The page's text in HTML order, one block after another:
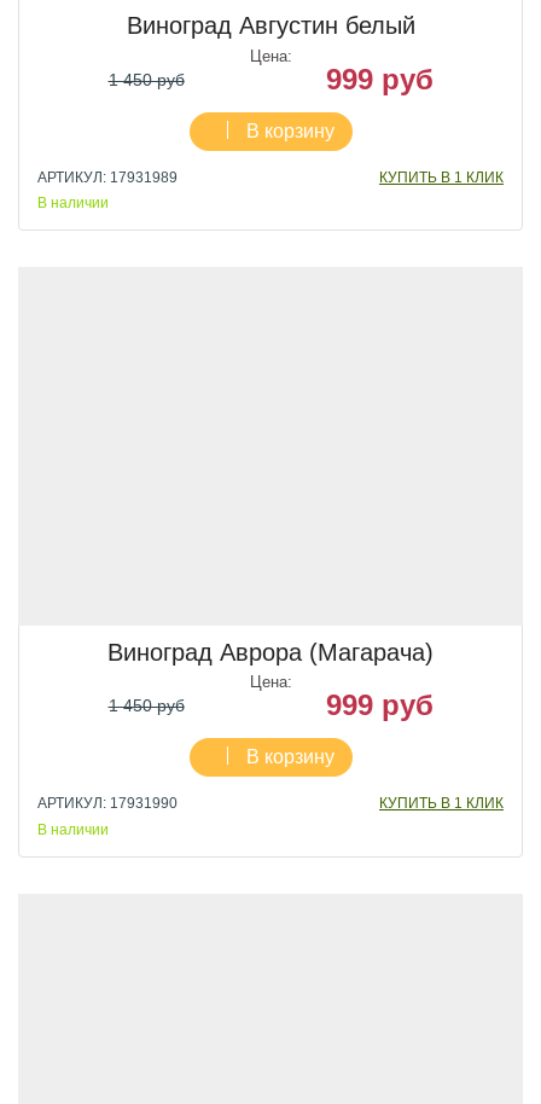
Виноград Августин белый
Цена:
1 450 руб 999 руб
В корзину
АРТИКУЛ: 17931989
КУПИТЬ В 1 КЛИК
В наличии
Виноград Аврора (Магарача)
Цена:
1 450 руб 999 руб
В корзину
АРТИКУЛ: 17931990
КУПИТЬ В 1 КЛИК
В наличии